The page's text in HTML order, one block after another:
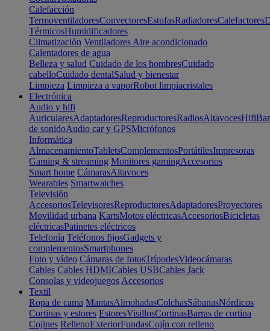
Calefacción
TermoventiladoresConvectoresEstufasRadiadoresCalefactores
TérmicosHumidificadores
Climatización Ventiladores Aire acondicionado
Calentadores de agua
Belleza y salud Cuidado de los hombresCuidado
cabelloCuidado dentalSalud y bienestar
Limpieza Limpieza a vaporRobot limpiacristales
Electrónica
Audio y hifi
AuricularesAdaptadoresReproductoresRadiosAltavocesHifi
de sonidoAudio car y GPSMicrófonos
Informática
AlmacenamientoTabletsComplementosPortátilesImpresoras
Gaming & streaming Monitores gamingAccesorios
Smart home CámarasAltavoces
Wearables Smartwatches
Televisión
AccesoriosTelevisoresReproductoresAdaptadoresProyectores
Movilidad urbana KartsMotos eléctricasAccesoriosBicicletas
eléctricasPatinetes eléctricos
Telefonía Teléfonos fijosGadgets y
complementosSmartphones
Foto y vídeo Cámaras de fotosTrípodesVideocámaras
Cables Cables HDMICables USBCables Jack
Consolas y videojuegos Accesorios
Textil
Ropa de cama MantasAlmohadasColchasSábanasNórdicos
Cortinas y estores EstoresVisillosCortinasBarras de cortina
Cojines RellenoExteriorFundasCojín con relleno